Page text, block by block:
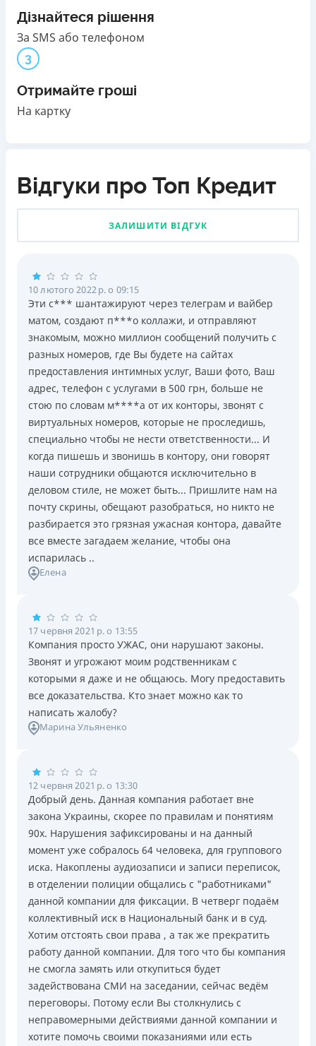
Дізнайтеся рішення
За SMS або телефоном
3
Отримайте гроші
На картку
Відгуки про Топ Кредит
ЗАЛИШИТИ ВІДГУК
10 лютого 2022 р. о 09:15
Эти с*** шантажируют через телеграм и вайбер
матом, создают п***о коллажи, и отправляют
знакомым, можно миллион сообщений получить с
разных номеров, где Вы будете на сайтах
предоставления интимных услуг, Ваши фото, Ваш
адрес, телефон с услугами в 500 грн, больше не
стою по словам м****а от их конторы, звонят с
виртуальных номеров, которые не проследишь,
специально чтобы не нести ответственности... И
когда пишешь и звонишь в контору, они говорят
наши сотрудники общаются исключительно в
деловом стиле, не может быть... Пришлите нам на
почту скрины, обещают разобраться, но никто не
разбирается это грязная ужасная контора, давайте
все вместе загадаем желание, чтобы она
испарилась ..
Елена
17 червня 2021 р. о 13:55
Компания просто УЖАС, они нарушают законы.
Звонят и угрожают моим родственникам с
которыми я даже и не общаюсь. Могу предоставить
все доказательства. Кто знает можно как то
написать жалобу?
Марина Ульяненко
12 червня 2021 р. о 13:30
Добрый день. Данная компания работает вне
закона Украины, скорее по правилам и понятиям
90х. Нарушения зафиксированы и на данный
момент уже собралось 64 человека, для группового
иска. Накоплены аудиозаписи и записи переписок,
в отделении полиции общались с "работниками"
данной компании для фиксации. В четверг подаём
коллективный иск в Национальный банк и в суд.
Хотим отстоять свои права , а так же прекратить
работу данной компании. Для того что бы компания
не смогла замять или откупиться будет
задействована СМИ на заседании, сейчас ведём
переговоры. Потому если Вы столкнулись с
неправомерными действиями данной компании и
хотите помочь своими показаниями или есть